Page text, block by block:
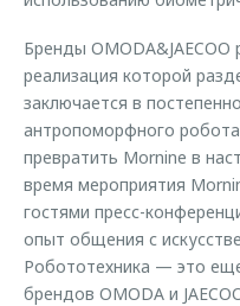
Бренды
реализация которой
заключается в
антропоморфного
превратить Mornine в
время мероприятия
гостями пресс-
опыт общения с
Робототехника — это
брендов OMODA и